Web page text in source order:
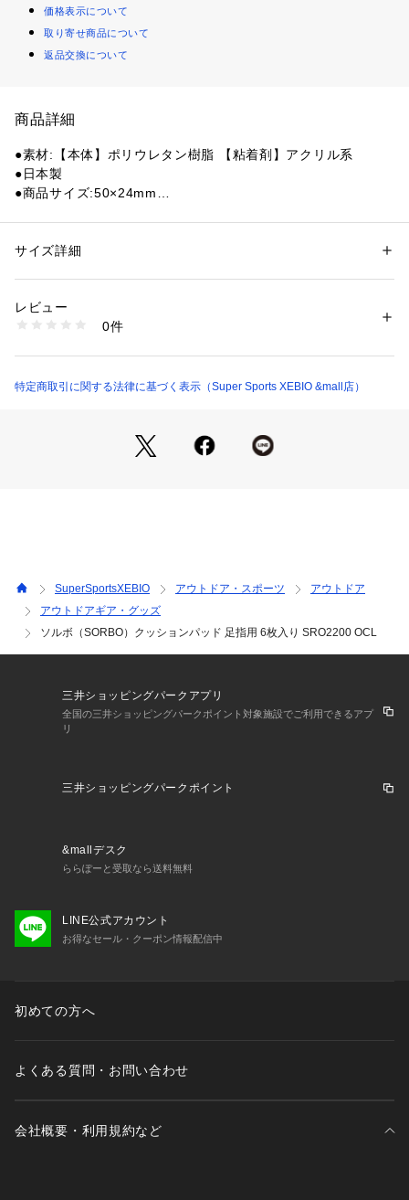
価格表示について
取り寄せ商品について
返品交換について
商品詳細
●素材:【本体】ポリウレタン樹脂 【粘着剤】アクリル系
●日本製
●商品サイズ:50×24mm
●圧力分散・衝撃吸収素材「ソルボセイン」が圧迫や摩擦から
●衝撃吸収素材ソルボセインが、タコ・ウオノメの原因である
圧迫を軽減し、足指をしっかり守るので、貼るだけで簡単にト
なる場合があります。
※ブラウザやお使いのモニター環境により、掲載画像と実際の
性別：レディース
ッズ
1540000412004
サイズ詳細
レビュー
0件
特定商取引に関する法律に基づく表示（Super Sports XEBIO &mall店）
SuperSportsXEBIO アウトドア・スポーツ
アウトドア
アウトドアギア・グッズ
ソルボ（SORBO）クッションパッド 足指用 6枚入り SRO2200 OCL
三井ショッピングパークアプリ
全国の三井ショッピングパークポイント対象施設でご利用できるアプ
リ
三井ショッピングパークポイント
&mallデスク
ららぽーと受取なら送料無料
LINE公式アカウント
お得なセール・クーポン情報配信中
初めての方へ
よくある質問・お問い合わせ
会社概要・利用規約など